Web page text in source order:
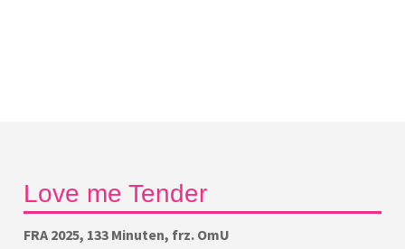
Love me Tender
FRA 2025, 133 Minuten, frz. OmU